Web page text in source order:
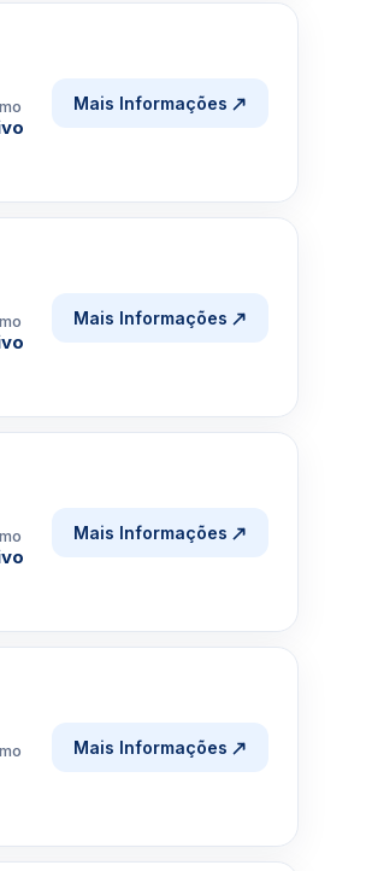
Mais Informações
Mais Informações
Mais Informações
Mais Informações